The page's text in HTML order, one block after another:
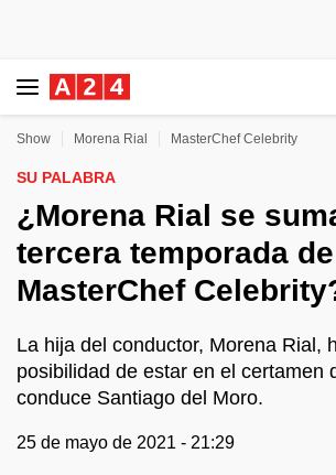
Show Morena Rial MasterChef Celebrity
SU PALABRA
¿Morena Rial se
tercera temporada de
MasterChef
La hija del conductor, Morena Rial,
posibilidad de estar en el certamen
conduce Santiago del Moro.
25 de mayo de 2021 - 21:29